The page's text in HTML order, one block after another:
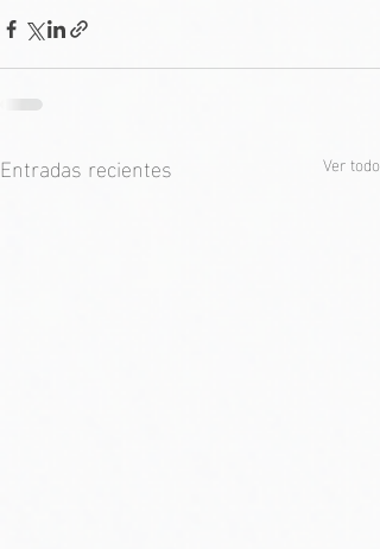
Entradas recientes Ver todo